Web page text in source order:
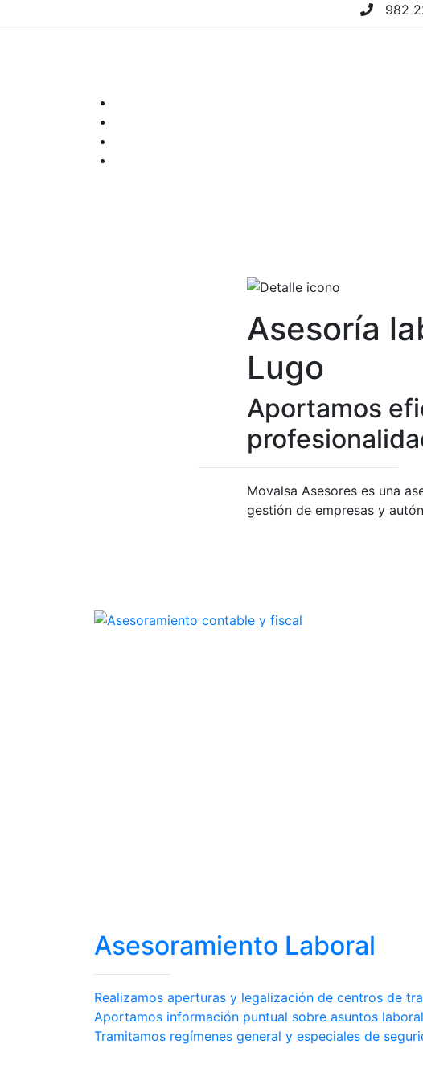
982
Asesoría
Lugo
Aportamos
Movalsa Asesores es una
gestión de empresas y
Asesoramiento Laboral
Realizamos aperturas y legalización de centros de
Aportamos información puntual sobre asuntos
Tramitamos regímenes general y especiales de